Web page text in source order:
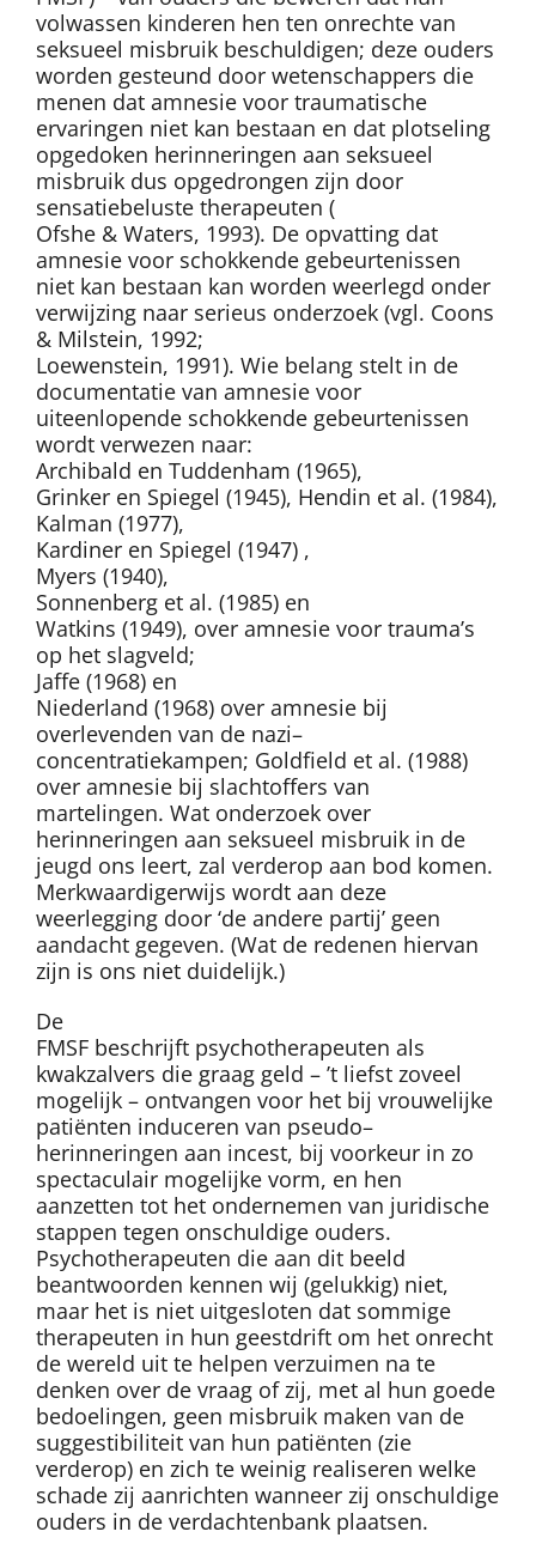
volwassen kinderen hen ten onrechte van
seksueel misbruik beschuldigen; deze ouders
worden gesteund door wetenschappers die
menen dat amnesie voor traumatische
ervaringen niet kan bestaan en dat plotseling
opgedoken herinneringen aan seksueel
misbruik dus opgedrongen zijn door
sensatiebeluste therapeuten (
Ofshe & Waters, 1993). De opvatting dat
amnesie voor schokkende gebeurtenissen
niet kan bestaan kan worden weerlegd onder
verwijzing naar serieus onderzoek (vgl. Coons
& Milstein, 1992;
Loewenstein, 1991). Wie belang stelt in de
documentatie van amnesie voor
uiteenlopende schokkende gebeurtenissen
wordt verwezen naar:
Archibald en Tuddenham (1965),
Grinker en Spiegel (1945), Hendin et al. (1984),
Kalman (1977),
Kardiner en Spiegel (1947) ,
Myers (1940),
Sonnenberg et al. (1985) en
Watkins (1949), over amnesie voor trauma’s
op het slagveld;
Jaffe (1968) en
Niederland (1968) over amnesie bij
overlevenden van de nazi–
concentratiekampen; Goldfield et al. (1988)
over amnesie bij slachtoffers van
martelingen. Wat onderzoek over
herinneringen aan seksueel misbruik in de
jeugd ons leert, zal verderop aan bod komen.
Merkwaardigerwijs wordt aan deze
weerlegging door ‘de andere partij’ geen
aandacht gegeven. (Wat de redenen hiervan
zijn is ons niet duidelijk.)
De
FMSF beschrijft psychotherapeuten als
kwakzalvers die graag geld – ’t liefst zoveel
mogelijk – ontvangen voor het bij vrouwelijke
patiënten induceren van pseudo–
herinneringen aan incest, bij voorkeur in zo
spectaculair mogelijke vorm, en hen
aanzetten tot het ondernemen van juridische
stappen tegen onschuldige ouders.
Psychotherapeuten die aan dit beeld
beantwoorden kennen wij (gelukkig) niet,
maar het is niet uitgesloten dat sommige
therapeuten in hun geestdrift om het onrecht
de wereld uit te helpen verzuimen na te
denken over de vraag of zij, met al hun goede
bedoelingen, geen misbruik maken van de
suggestibiliteit van hun patiënten (zie
verderop) en zich te weinig realiseren welke
schade zij aanrichten wanneer zij onschuldige
ouders in de verdachtenbank plaatsen.